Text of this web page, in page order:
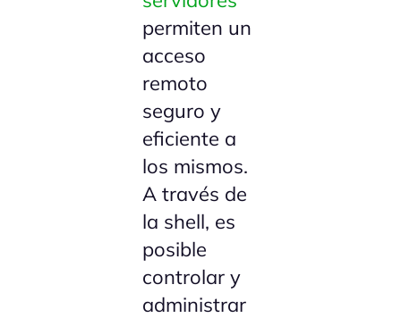
permiten un
acceso
remoto
seguro y
eficiente a
los mismos.
A través de
la shell, es
posible
controlar y
administrar